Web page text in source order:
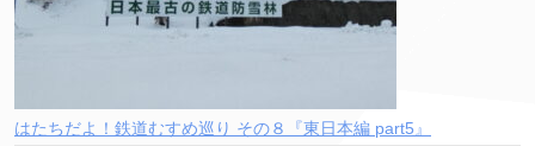
はたちだよ！鉄道むすめ巡り その８『東日本編 part5』